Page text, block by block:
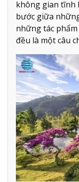
không gian tĩnh
bước giữa
những tác
đều là một câu